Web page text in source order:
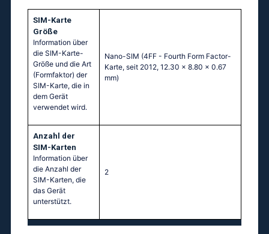
SIM-Karte
Größe
Information über
die SIM-Karte-
Größe und die Art
(Formfaktor) der
SIM-Karte, die in
dem Gerät
verwendet wird.
Nano-SIM (4FF - Fourth Form Factor-
Karte, seit 2012, 12.30 x 8.80 x 0.67
mm)
Anzahl der
SIM-Karten
Information über
die Anzahl der
SIM-Karten, die
das Gerät
unterstützt.
2